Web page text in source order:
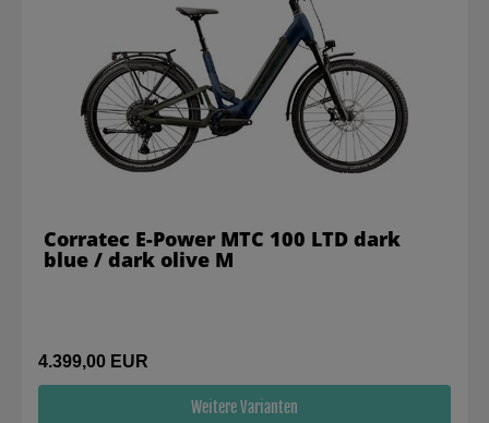
4.399,00 EUR
Weitere Varianten
Corratec E-Power MTC 100 LTD dark
blue / dark olive M